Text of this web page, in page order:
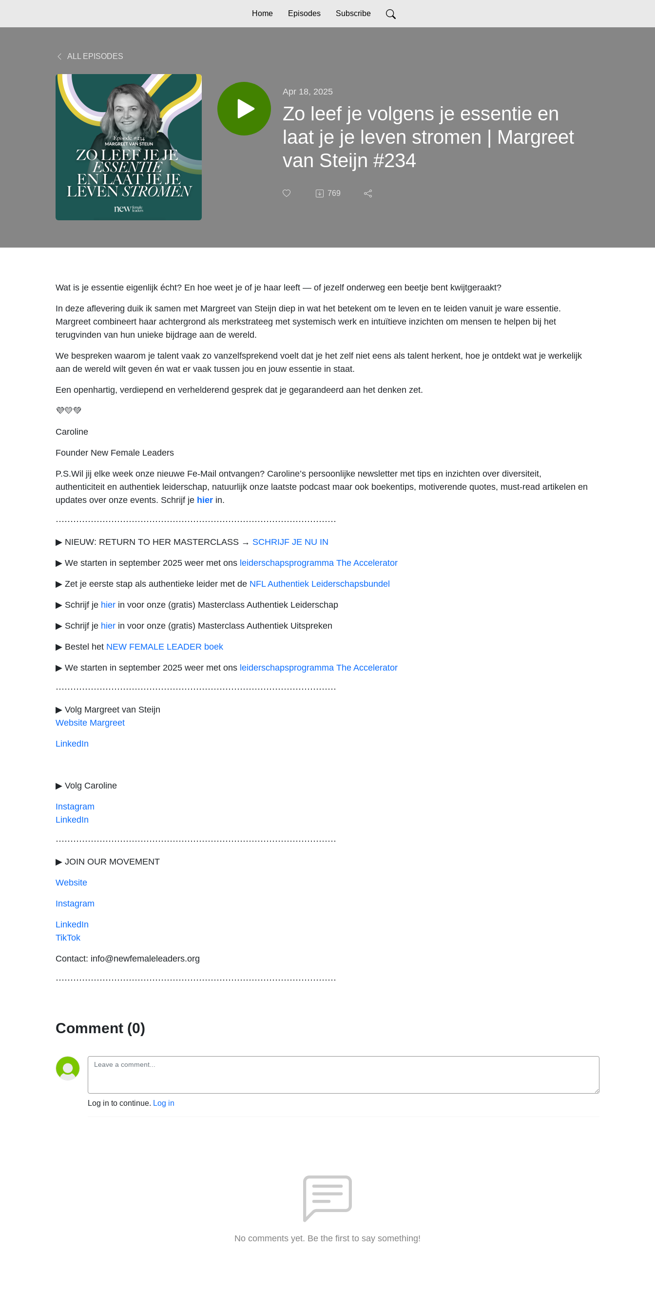
Home Episodes Subscribe
ALL EPISODES
Apr 18, 2025
Zo leef je volgens je essentie en
laat je je leven stromen | Margreet
van Steijn #234
769
Wat is je essentie eigenlijk écht? En hoe weet je of je haar leeft — of jezelf onderweg een beetje bent kwijtgeraakt?
In deze aflevering duik ik samen met Margreet van Steijn diep in wat het betekent om te leven en te leiden vanuit je ware essentie.
Margreet combineert haar achtergrond als merkstrateeg met systemisch werk en intuïtieve inzichten om mensen te helpen bij het
terugvinden van hun unieke bijdrage aan de wereld.
We bespreken waarom je talent vaak zo vanzelfsprekend voelt dat je het zelf niet eens als talent herkent, hoe je ontdekt wat je werkelijk
aan de wereld wilt geven én wat er vaak tussen jou en jouw essentie in staat.
Een openhartig, verdiepend en verhelderend gesprek dat je gegarandeerd aan het denken zet.
💜💛💚
Caroline
Founder New Female Leaders
P.S.Wil jij elke week onze nieuwe Fe-Mail ontvangen? Caroline’s persoonlijke newsletter met tips en inzichten over diversiteit,
authenticiteit en authentiek leiderschap, natuurlijk onze laatste podcast maar ook boekentips, motiverende quotes, must-read artikelen en
updates over onze events. Schrijf je hier in.
⋯⋯⋯⋯⋯⋯⋯⋯⋯⋯⋯⋯⋯⋯⋯⋯⋯⋯⋯⋯⋯⋯⋯⋯⋯⋯⋯⋯⋯⋯⋯⋯
▶ NIEUW: RETURN TO HER MASTERCLASS → SCHRIJF JE NU IN
▶ We starten in september 2025 weer met ons leiderschapsprogramma The Accelerator
▶ Zet je eerste stap als authentieke leider met de NFL Authentiek Leiderschapsbundel
▶ Schrijf je hier in voor onze (gratis) Masterclass Authentiek Leiderschap
▶ Schrijf je hier in voor onze (gratis) Masterclass Authentiek Uitspreken
▶ Bestel het NEW FEMALE LEADER boek
▶ We starten in september 2025 weer met ons leiderschapsprogramma The Accelerator
⋯⋯⋯⋯⋯⋯⋯⋯⋯⋯⋯⋯⋯⋯⋯⋯⋯⋯⋯⋯⋯⋯⋯⋯⋯⋯⋯⋯⋯⋯⋯⋯
▶ Volg Margreet van Steijn
Website Margreet
LinkedIn
▶ Volg Caroline
Instagram
LinkedIn
⋯⋯⋯⋯⋯⋯⋯⋯⋯⋯⋯⋯⋯⋯⋯⋯⋯⋯⋯⋯⋯⋯⋯⋯⋯⋯⋯⋯⋯⋯⋯⋯
▶ JOIN OUR MOVEMENT
Website
Instagram
LinkedIn
TikTok
Contact: info@newfemaleleaders.org
⋯⋯⋯⋯⋯⋯⋯⋯⋯⋯⋯⋯⋯⋯⋯⋯⋯⋯⋯⋯⋯⋯⋯⋯⋯⋯⋯⋯⋯⋯⋯⋯
Comment (0)
Log in to continue. Log in
No comments yet. Be the first to say something!